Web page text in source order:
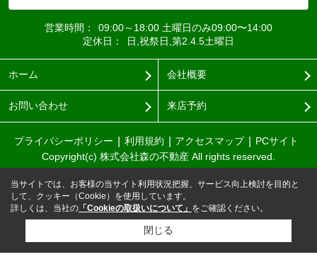
営業時間：
09:00～18:00 土曜日のみ09:00〜14:00
定休日：
日,祝祭日,第2.4.5土曜日
ホーム 会社概要
お問い合わせ 来店予約
プライバシーポリシー 利用規約 アクセスマップ
PCサイト
Copyright(c) 株式会社森の不動産 All rights reserved.
当サイトでは、お客様の当サイト利用状況把握、サービス向上検討を目的と
して、クッキー（Cookie）を使用しています。
詳しくは、当社の 「Cookieの取扱いについて」 をご確認ください。
閉じる